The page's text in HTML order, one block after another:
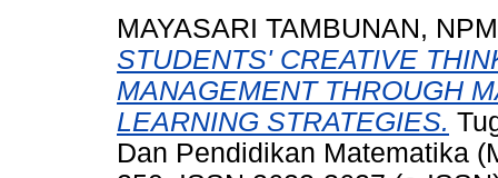
MAYASARI TAMBUNAN,
STUDENTS' CREATIVE
MANAGEMENT THROUGH
LEARNING STRATEGIES.
Dan Pendidikan Matematika